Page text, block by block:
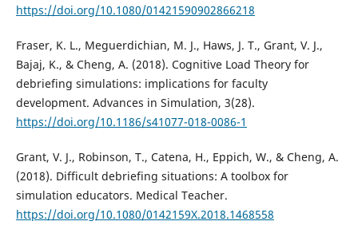
https://doi.org/10.1080/01421590902866218
Fraser, K. L., Meguerdichian, M. J., Haws, J. T., Grant, V. J.,
Bajaj, K., & Cheng, A. (2018). Cognitive Load Theory for
debriefing simulations: implications for faculty
development. Advances in Simulation, 3(28).
https://doi.org/10.1186/s41077-018-0086-1
Grant, V. J., Robinson, T., Catena, H., Eppich, W., & Cheng, A.
(2018). Difficult debriefing situations: A toolbox for
simulation educators. Medical Teacher.
https://doi.org/10.1080/0142159X.2018.1468558